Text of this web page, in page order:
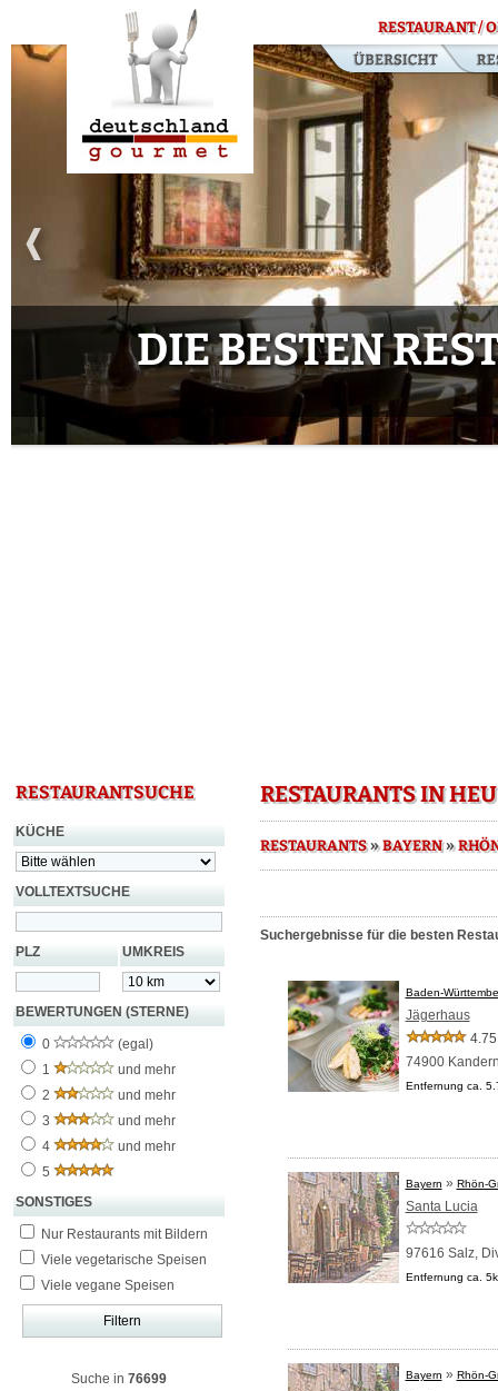
RESTAURANT /
DIE BESTEN
RESTAURANTSUCHE
KÜCHE
VOLLTEXTSUCHE
PLZ UMKREIS
BEWERTUNGEN (STERNE)
0
(egal)
1
und mehr
2
und mehr
3
und mehr
4
und mehr
5
SONSTIGES
Nur Restaurants mit Bildern
Viele vegetarische Speisen
Viele vegane Speisen
Suche in 76699
RESTAURANTS IN
RESTAURANTS»BAYERN»
Suchergebnisse für die besten
Baden-
Jägerhaus
74900
Entfernung ca.
Bayern » Rhön-
Santa Lucia
97616 Salz,
Entfernung ca.
Bayern » Rhön-